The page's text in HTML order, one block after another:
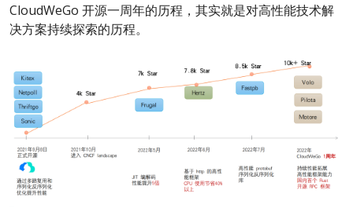
CloudWeGo 开源一周年的历程，其实就是对高性能技术解
决方案持续探索的历程。